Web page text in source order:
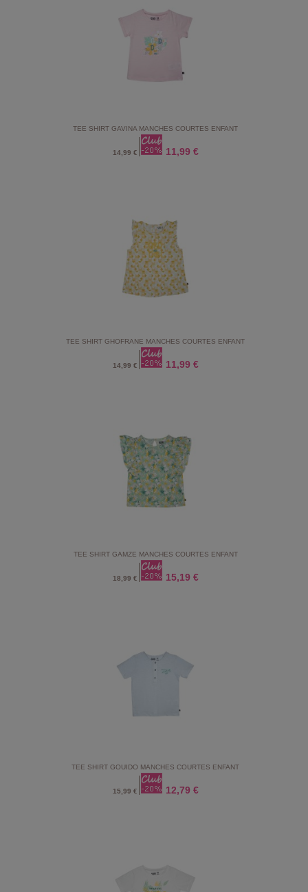
TEE SHIRT GAVINA MANCHES COURTES ENFANT
14,99 € 11,99 €
TEE SHIRT GHOFRANE MANCHES COURTES ENFANT
14,99 € 11,99 €
TEE SHIRT GAMZE MANCHES COURTES ENFANT
18,99 € 15,19 €
TEE SHIRT GOUIDO MANCHES COURTES ENFANT
15,99 € 12,79 €